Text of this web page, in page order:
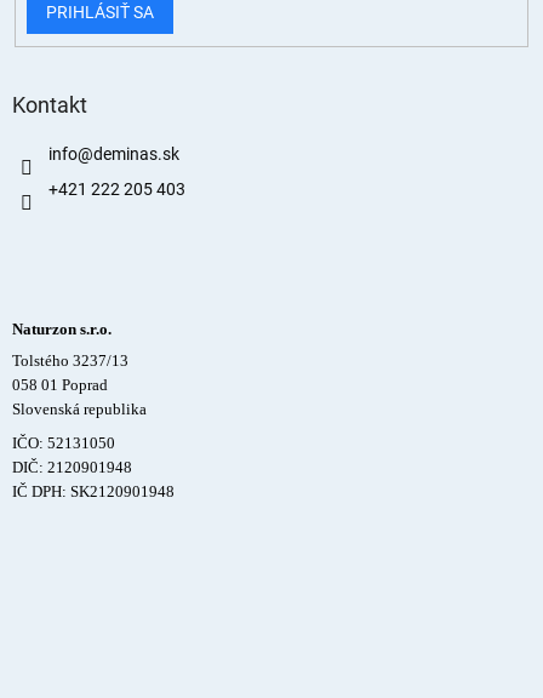
PRIHLÁSIŤ SA
Kontakt
info@deminas.sk
+421 222 205 403
Naturzon s.r.o.
Tolstého 3237/13
058 01 Poprad
Slovenská republika
IČO: 52131050
DIČ: 2120901948
IČ DPH: SK2120901948